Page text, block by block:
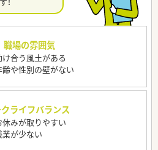
職場の雰囲気
け合う風土がある
齢や性別の壁がない
ライフバランス
休みが取りやすい
業が少ない